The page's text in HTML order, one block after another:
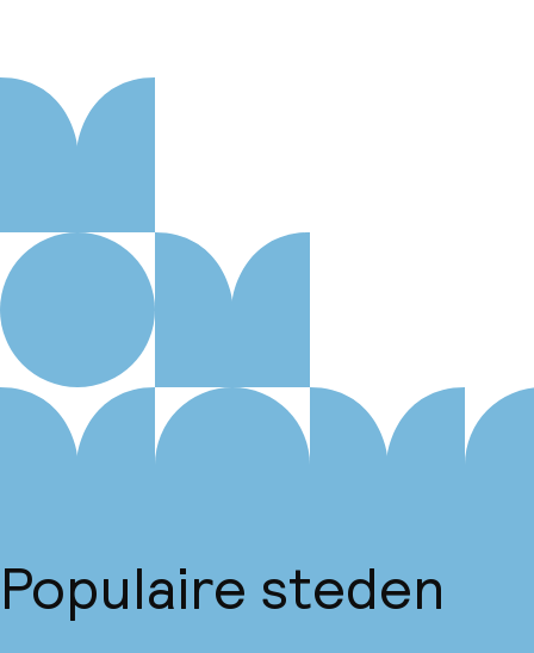
Populaire steden